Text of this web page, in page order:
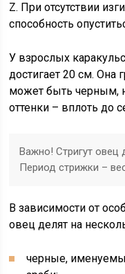
Z. При отсутствии
способность
У взрослых
достигает 20 см. Она
может быть черным,
оттенки – вплоть до
Важно! Стригут овец
Период стрижки –
В зависимости от
овец делят на
черные,